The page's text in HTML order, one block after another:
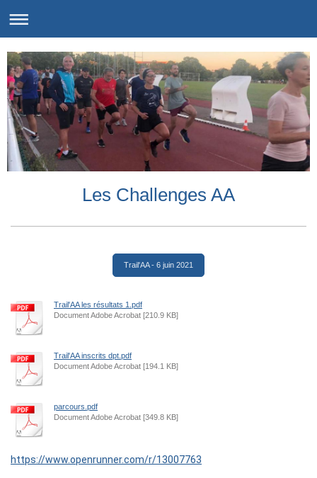
Les Challenges AA
Trail'AA - 6 juin 2021
Trail'AA les résultats 1.pdf
Document Adobe Acrobat [210.9 KB]
Trail'AA inscrits dpt.pdf
Document Adobe Acrobat [194.1 KB]
parcours.pdf
Document Adobe Acrobat [349.8 KB]
https://www.openrunner.com/r/13007763